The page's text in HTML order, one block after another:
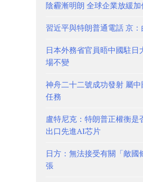
陰霾漸明朗 全球企業放緩加
習近平與特朗普通電話 京
日本外務省官員晤中國駐日
場不變
神舟二十二號成功發射 屬
任務
盧特尼克：特朗普正權衡是
出口先進AI芯片
日方：無法接受有關「敵國
張